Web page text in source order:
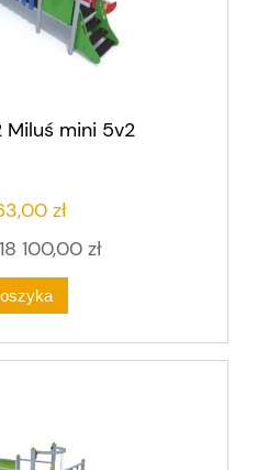
Miluś mini 5v2
zł
18 100,00 zł